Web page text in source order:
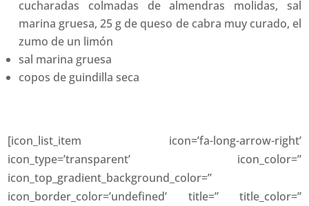
cucharadas colmadas de almendras molidas, sal
marina gruesa, 25 g de queso de cabra muy curado, el
zumo de un limón
sal marina gruesa
copos de guindilla seca
[icon_list_item icon=’fa-long-arrow-right’
icon_type=’transparent’ icon_color=”
icon_top_gradient_background_color=”
icon_border_color=’undefined’ title=” title_color=”